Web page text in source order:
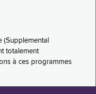
totalement
à ces programmes